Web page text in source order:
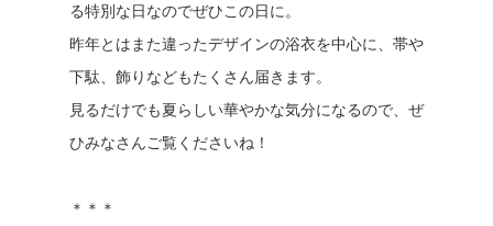
る特別な日なのでぜひこの日に。
昨年とはまた違ったデザインの浴衣を中心に、帯や
下駄、飾りなどもたくさん届きます。
見るだけでも夏らしい華やかな気分になるので、ぜ
ひみなさんご覧くださいね！
＊＊＊